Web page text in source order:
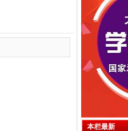
本栏最新